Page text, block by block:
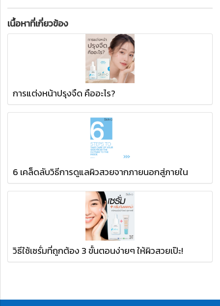
เนื้อหาที่เกี่ยวข้อง
การแต่งหน้าปรุงจืด คืออะไร?
6 เคล็ดลับวิธีการดูแลผิวสวยจากภายนอกสู่ภายใน
วิธีใช้เซรั่มที่ถูกต้อง 3 ขั้นตอนง่ายๆ ให้ผิวสวยเป๊ะ!